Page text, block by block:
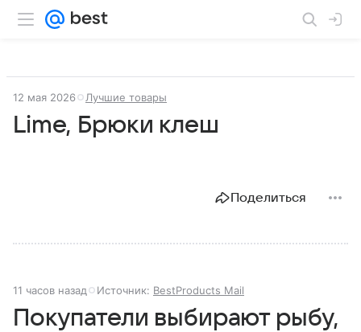
12 мая 2026 Лучшие товары
Lime, Брюки клеш
Поделиться
11 часов назад Источник: BestProducts Mail
Покупатели выбирают рыбу,